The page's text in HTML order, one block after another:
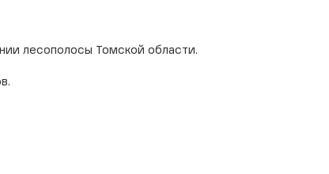
лесополосы Томской области.